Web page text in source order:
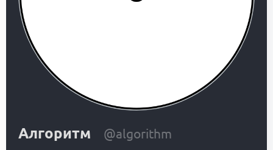
Алгоритм @algorithm